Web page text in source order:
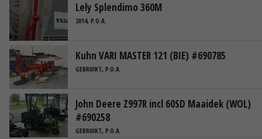
Lely Splendimo 360M
2014, P.O.A.
Kuhn VARI MASTER 121 (BIE) #690785
GEBRUIKT, P.O.A.
John Deere Z997R incl 60SD Maaidek (WOL)
#690258
GEBRUIKT, P.O.A.